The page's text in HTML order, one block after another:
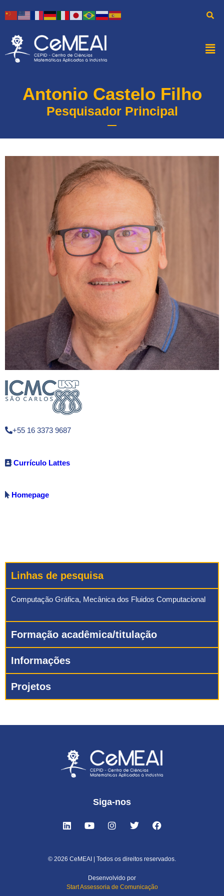
Antonio Castelo Filho
Pesquisador Principal
+55 16 3373 9687
Currículo Lattes
Homepage
Linhas de pesquisa
Computação Gráfica, Mecânica dos Fluidos Computacional
Formação acadêmica/titulação
Informações
Projetos
Siga-nos
© 2026 CeMEAI | Todos os direitos reservados.
Desenvolvido por
Start Assessoria de Comunicação